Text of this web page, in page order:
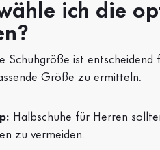
ich die
Schuhgröße ist
Größe zu ermitteln.
Halbschuhe für Herren
zu vermeiden.